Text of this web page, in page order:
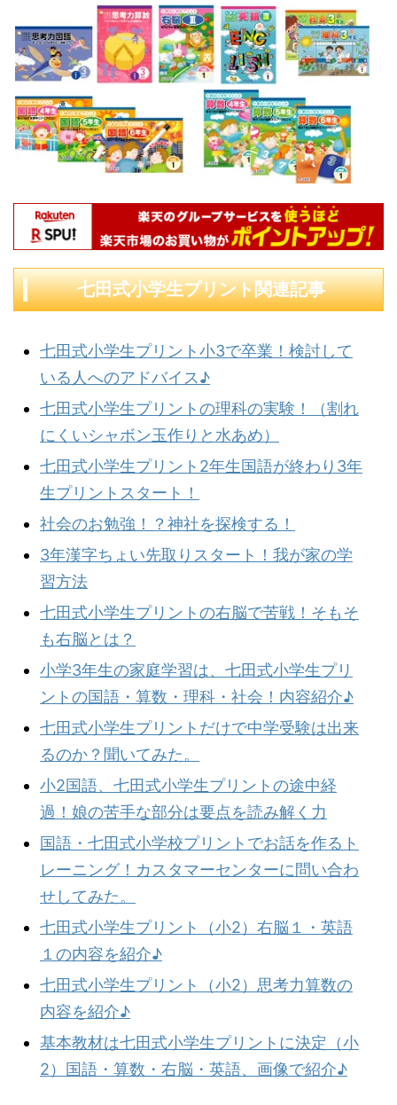
七田式小学生プリント関連記事
七田式小学生プリント小3で卒業！検討して
いる人へのアドバイス♪
七田式小学生プリントの理科の実験！（割れ
にくいシャボン玉作りと水あめ）
七田式小学生プリント2年生国語が終わり3年
生プリントスタート！
社会のお勉強！？神社を探検する！
3年漢字ちょい先取りスタート！我が家の学
習方法
七田式小学生プリントの右脳で苦戦！そもそ
も右脳とは？
小学3年生の家庭学習は、七田式小学生プリ
ントの国語・算数・理科・社会！内容紹介♪
七田式小学生プリントだけで中学受験は出来
るのか？聞いてみた。
小2国語、七田式小学生プリントの途中経
過！娘の苦手な部分は要点を読み解く力
国語・七田式小学校プリントでお話を作るト
レーニング！カスタマーセンターに問い合わ
せしてみた。
七田式小学生プリント（小2）右脳１・英語
１の内容を紹介♪
七田式小学生プリント（小2）思考力算数の
内容を紹介♪
基本教材は七田式小学生プリントに決定（小
2）国語・算数・右脳・英語、画像で紹介♪